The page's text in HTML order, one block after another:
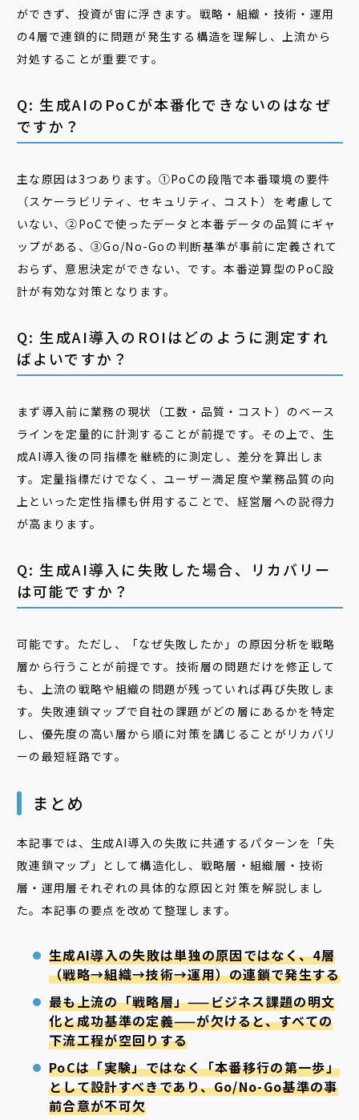
ができず、投資が宙に浮きます。戦略・組織・技術・運用
の4層で連鎖的に問題が発生する構造を理解し、上流から
対処することが重要です。
Q: 生成AIのPoCが本番化できないのはなぜ
ですか？
主な原因は3つあります。①PoCの段階で本番環境の要件
（スケーラビリティ、セキュリティ、コスト）を考慮して
いない、②PoCで使ったデータと本番データの品質にギャ
ップがある、③Go/No-Goの判断基準が事前に定義されて
おらず、意思決定ができない、です。本番逆算型のPoC設
計が有効な対策となります。
Q: 生成AI導入のROIはどのように測定すれ
ばよいですか？
まず導入前に業務の現状（工数・品質・コスト）のベース
ラインを定量的に計測することが前提です。その上で、生
成AI導入後の同指標を継続的に測定し、差分を算出しま
す。定量指標だけでなく、ユーザー満足度や業務品質の向
上といった定性指標も併用することで、経営層への説得力
が高まります。
Q: 生成AI導入に失敗した場合、リカバリー
は可能ですか？
可能です。ただし、「なぜ失敗したか」の原因分析を戦略
層から行うことが前提です。技術層の問題だけを修正して
も、上流の戦略や組織の問題が残っていれば再び失敗しま
す。失敗連鎖マップで自社の課題がどの層にあるかを特定
し、優先度の高い層から順に対策を講じることがリカバリ
ーの最短経路です。
まとめ
本記事では、生成AI導入の失敗に共通するパターンを「失
敗連鎖マップ」として構造化し、戦略層・組織層・技術
層・運用層それぞれの具体的な原因と対策を解説しまし
た。本記事の要点を改めて整理します。
生成AI導入の失敗は単独の原因ではなく、4層
（戦略→組織→技術→運用）の連鎖で発生する
最も上流の「戦略層」——ビジネス課題の明文
化と成功基準の定義——が欠けると、すべての
下流工程が空回りする
PoCは「実験」ではなく「本番移行の第一歩」
として設計すべきであり、Go/No-Go基準の事
前合意が不可欠